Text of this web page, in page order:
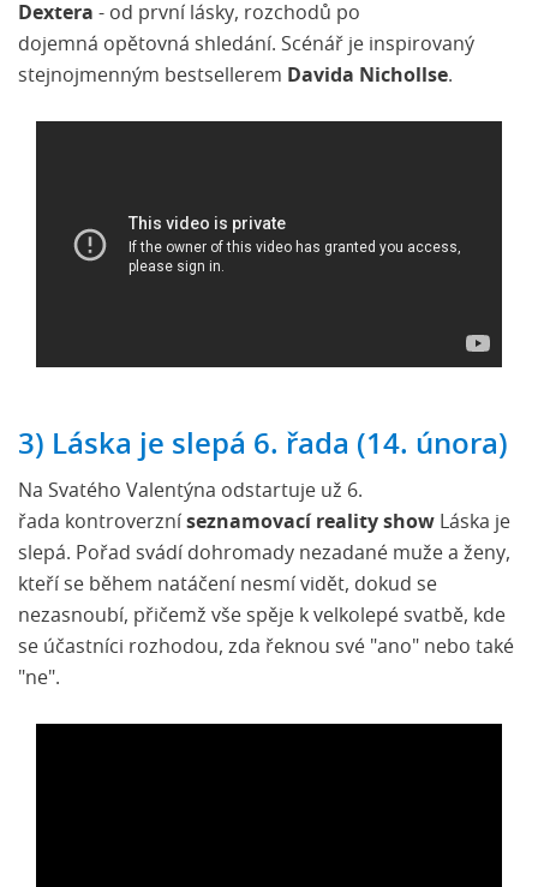
Dextera - od první lásky, rozchodů po
dojemná opětovná shledání. Scénář je inspirovaný
stejnojmenným bestsellerem Davida Nichollse.
3) Láska je slepá 6. řada (14. února)
Na Svatého Valentýna odstartuje už 6.
řada kontroverzní seznamovací reality show Láska je
slepá. Pořad svádí dohromady nezadané muže a ženy,
kteří se během natáčení nesmí vidět, dokud se
nezasnoubí, přičemž vše spěje k velkolepé svatbě, kde
se účastníci rozhodou, zda řeknou své "ano" nebo také
"ne".